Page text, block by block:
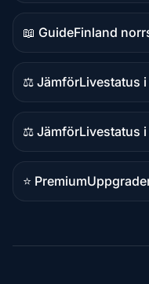
📖 Guide
Guideinnehåll
Finland
⚖️ Jämför
Jämförelseinnehåll
Livestatus
⚖️ Jämför
Jämförelseinnehåll
Livestatus
⭐ Premium
Premiumdestination